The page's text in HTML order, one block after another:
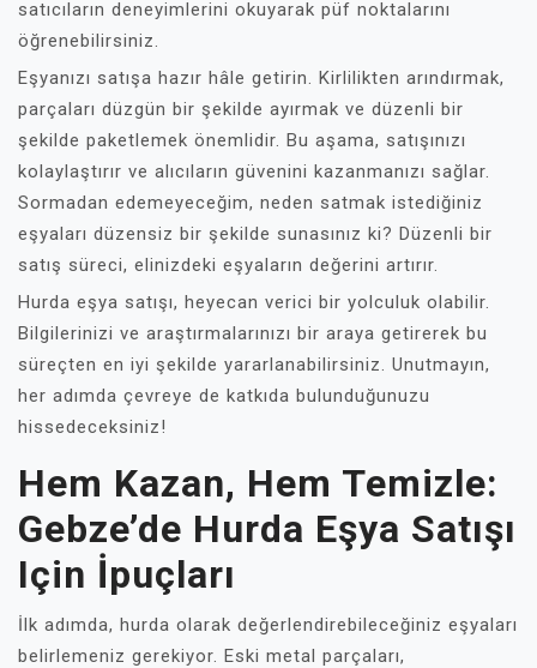
satıcıların deneyimlerini okuyarak püf noktalarını
öğrenebilirsiniz.
Eşyanızı satışa hazır hâle getirin. Kirlilikten arındırmak,
parçaları düzgün bir şekilde ayırmak ve düzenli bir
şekilde paketlemek önemlidir. Bu aşama, satışınızı
kolaylaştırır ve alıcıların güvenini kazanmanızı sağlar.
Sormadan edemeyeceğim, neden satmak istediğiniz
eşyaları düzensiz bir şekilde sunasınız ki? Düzenli bir
satış süreci, elinizdeki eşyaların değerini artırır.
Hurda eşya satışı, heyecan verici bir yolculuk olabilir.
Bilgilerinizi ve araştırmalarınızı bir araya getirerek bu
süreçten en iyi şekilde yararlanabilirsiniz. Unutmayın,
her adımda çevreye de katkıda bulunduğunuzu
hissedeceksiniz!
Hem Kazan, Hem Temizle:
Gebze’de Hurda Eşya Satışı
Için İpuçları
İlk adımda, hurda olarak değerlendirebileceğiniz eşyaları
belirlemeniz gerekiyor. Eski metal parçaları,